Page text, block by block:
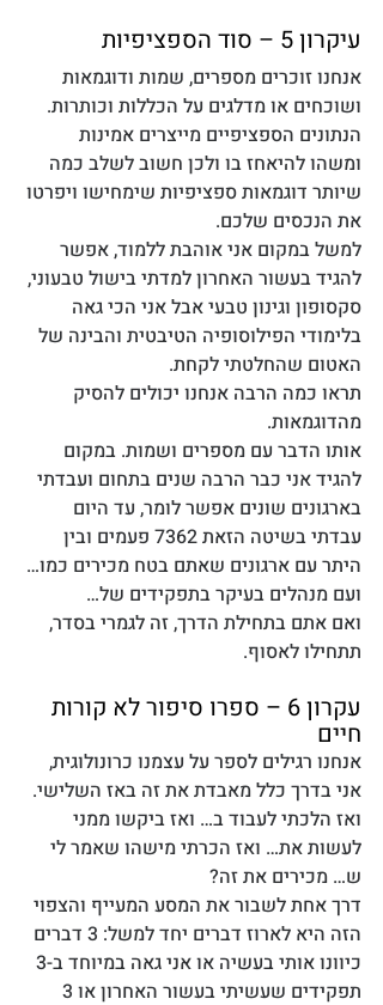
עיקרון 5 – סוד הספציפיות
אנחנו זוכרים מספרים, שמות ודוגמאות
ושוכחים או מדלגים על הכללות וכותרות.
הנתונים הספציפיים מייצרים אמינות
ומשהו להיאחז בו ולכן חשוב לשלב כמה
שיותר דוגמאות ספציפיות שימחישו ויפרטו
את הנכסים שלכם.
למשל במקום אני אוהבת ללמוד, אפשר
להגיד בעשור האחרון למדתי בישול טבעוני,
סקסופון וגינון טבעי אבל אני הכי גאה
בלימודי הפילוסופיה הטיבטית והבינה של
האטום שהחלטתי לקחת.
תראו כמה הרבה אנחנו יכולים להסיק
מהדוגמאות.
אותו הדבר עם מספרים ושמות. במקום
להגיד אני כבר הרבה שנים בתחום ועבדתי
בארגונים שונים אפשר לומר, עד היום
עבדתי בשיטה הזאת 7362 פעמים ובין
היתר עם ארגונים שאתם בטח מכירים כמו…
ועם מנהלים בעיקר בתפקידים של…
ואם אתם בתחילת הדרך, זה לגמרי בסדר,
תתחילו לאסוף.
עקרון 6 – ספרו סיפור לא קורות
חיים
אנחנו רגילים לספר על עצמנו כרונולוגית,
אני בדרך כלל מאבדת את זה באז השלישי.
ואז הלכתי לעבוד ב… ואז ביקשו ממני
לעשות את… ואז הכרתי מישהו שאמר לי
ש… מכירים את זה?
דרך אחת לשבור את המסע המעייף והצפוי
הזה היא לארוז דברים יחד למשל: 3 דברים